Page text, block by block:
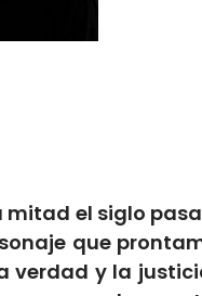
mitad el siglo
que
verdad y la